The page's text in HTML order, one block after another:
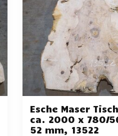
Esche Maser
ca. 2000 x 780/
52 mm, 13522